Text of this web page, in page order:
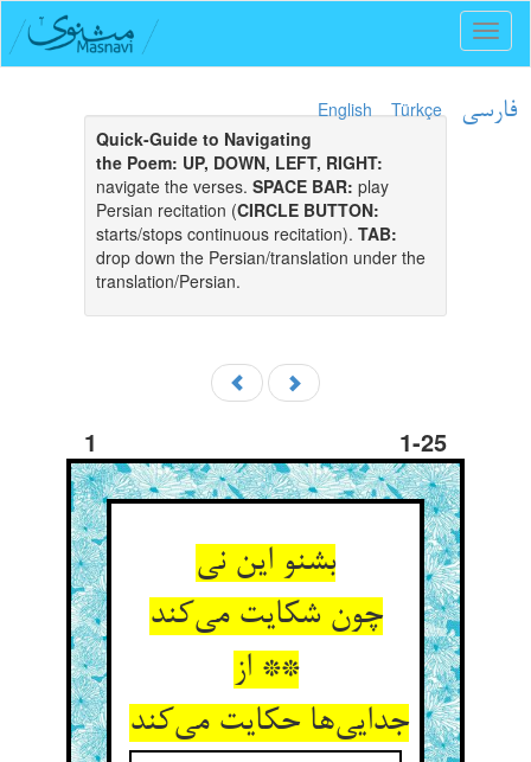
English Türkçe فارسی
Quick-Guide to Navigating
the Poem: UP, DOWN, LEFT, RIGHT:
navigate the verses. SPACE BAR: play
Persian recitation (CIRCLE BUTTON:
starts/stops continuous recitation). TAB:
drop down the Persian/translation under the
translation/Persian.
1 1-25
بشنو این نی
چون شکایت می‌‌کند
** از
جدایی‌‌ها حکایت می‌‌کند